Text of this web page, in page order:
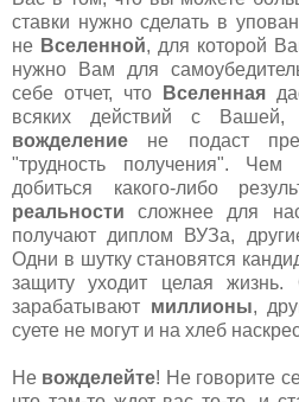
ставки нужно сделать в
не Вселенной, для которой
нужно Вам для
себе отчет, что
Вселенная
всяких действий с Вашей,
вожделение не подаст
"трудность получения".
добиться какого-либо
реальности сложнее для
получают диплом ВУЗа,
Одни в шутку становятся
защиту уходит целая
зарабатывают миллионы,
суете не могут и на хлеб
Не вожделейте! Не говорите